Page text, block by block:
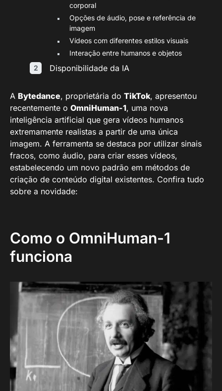
corporal
Opções de áudio, pose e referência de
imagem
Vídeos com diferentes estilos visuais
Interação entre humanos e objetos
Disponibilidade da IA
A Bytedance, proprietária do TikTok, apresentou
recentemente o OmniHuman-1, uma nova
inteligência artificial que gera vídeos humanos
extremamente realistas a partir de uma única
imagem. A ferramenta se destaca por utilizar sinais
fracos, como áudio, para criar esses vídeos,
estabelecendo um novo padrão em métodos de
criação de conteúdo digital existentes. Confira tudo
sobre a novidade:
Como o OmniHuman-1
funciona